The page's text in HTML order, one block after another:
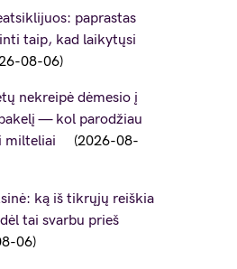
paprastas
taip, kad laikytųsi
08-06
nekreipė dėmesio į
— kol parodžiau
milteliai
2026-08-
ką iš tikrųjų reiškia
tai svarbu prieš
06